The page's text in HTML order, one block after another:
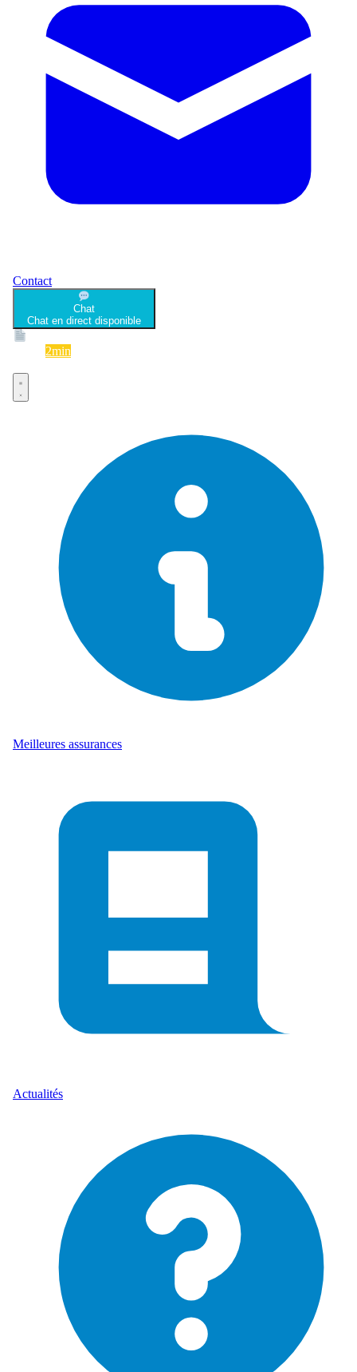
Contact
Chat
Chat en direct disponible
2min
Meilleures assurances
Actualités